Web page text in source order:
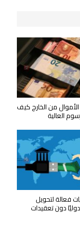
من الخارج كيف
العالية
فعالة لتحويل
دون تعقيدات